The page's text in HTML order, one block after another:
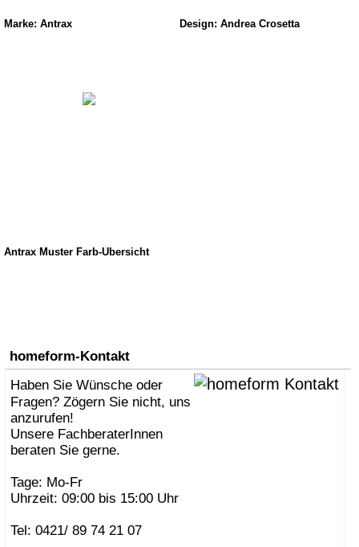
Marke: Antrax Design: Andrea Crosetta
Antrax Muster Farb-Übersicht
homeform-Kontakt
Haben Sie Wünsche oder
Fragen? Zögern Sie nicht, uns
anzurufen!
Unsere FachberaterInnen
beraten Sie gerne.
Tage: Mo-Fr
Uhrzeit: 09:00 bis 15:00 Uhr
Tel: 0421/ 89 74 21 07